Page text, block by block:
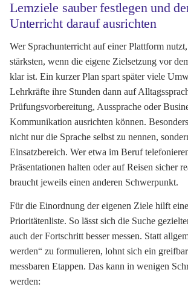
Lernziele sauber festlegen und
Unterricht darauf ausrichten
Wer Sprachunterricht auf einer Plattform
stärksten, wenn die eigene Zielsetzung vor
klar ist. Ein kurzer Plan spart später viele
Lehrkräfte ihre Stunden dann auf
Prüfungsvorbereitung, Aussprache oder
Kommunikation ausrichten können.
nicht nur die Sprache selbst zu nennen,
Einsatzbereich. Wer etwa im Beruf
Präsentationen halten oder auf Reisen sicher
braucht jeweils einen anderen Schwerpunkt.
Für die Einordnung der eigenen Ziele hilft
Prioritätenliste. So lässt sich die Suche
auch der Fortschritt besser messen. Statt
werden“ zu formulieren, lohnt sich ein
messbaren Etappen. Das kann in wenigen
werden: